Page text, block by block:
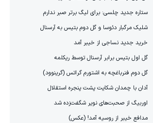
ستاره جدید چلسی: برای لیگ برتر صبر ندارم
شلیک مرگبار دئوسا و گل دوم بتیس به آرسنال
خرید جدید نساجی از خیبر آمد
گل اول بتیس برابر آرسنال توسط ریکلمه
گل دوم فنرباغچه به اشتورم گراتس (گرینوود)
آدان با چمدان شکایت پشت پنجره استقلال
اوربیگ از صحبت‌های نویر شگفت‌زده شد
مدافع خیبر از روسیه آمد! (عکس)